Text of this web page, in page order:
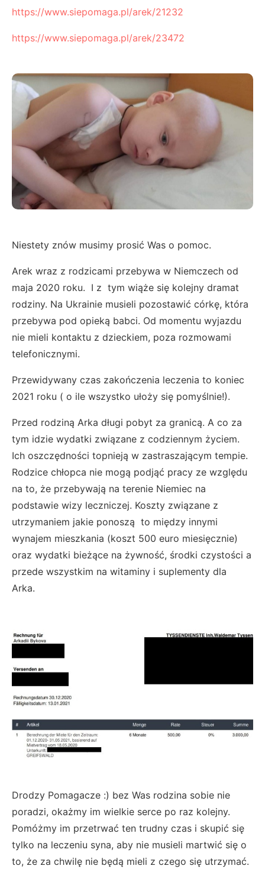
https://www.siepomaga.pl/arek/21232
https://www.siepomaga.pl/arek/23472
Niestety znów musimy prosić Was o pomoc.
Arek wraz z rodzicami przebywa w Niemczech od
maja 2020 roku. I z tym wiąże się kolejny dramat
rodziny. Na Ukrainie musieli pozostawić córkę, która
przebywa pod opieką babci. Od momentu wyjazdu
nie mieli kontaktu z dzieckiem, poza rozmowami
telefonicznymi.
Przewidywany czas zakończenia leczenia to koniec
2021 roku ( o ile wszystko ułoży się pomyślnie!).
Przed rodziną Arka długi pobyt za granicą. A co za
tym idzie wydatki związane z codziennym życiem.
Ich oszczędności topnieją w zastraszającym tempie.
Rodzice chłopca nie mogą podjąć pracy ze względu
na to, że przebywają na terenie Niemiec na
podstawie wizy leczniczej. Koszty związane z
utrzymaniem jakie ponoszą to między innymi
wynajem mieszkania (koszt 500 euro miesięcznie)
oraz wydatki bieżące na żywność, środki czystości a
przede wszystkim na witaminy i suplementy dla
Arka.
Drodzy Pomagacze :) bez Was rodzina sobie nie
poradzi, okażmy im wielkie serce po raz kolejny.
Pomóżmy im przetrwać ten trudny czas i skupić się
tylko na leczeniu syna, aby nie musieli martwić się o
to, że za chwilę nie będą mieli z czego się utrzymać.